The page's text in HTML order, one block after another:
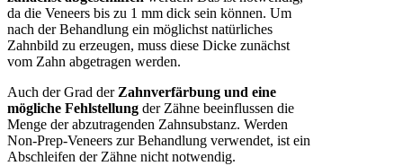
da die Veneers bis zu 1 mm dick sein können. Um
nach der Behandlung ein möglichst natürliches
Zahnbild zu erzeugen, muss diese Dicke zunächst
vom Zahn abgetragen werden.
Auch der Grad der Zahnverfärbung und eine
mögliche Fehlstellung der Zähne beeinflussen die
Menge der abzutragenden Zahnsubstanz. Werden
Non-Prep-Veneers zur Behandlung verwendet, ist ein
Abschleifen der Zähne nicht notwendig.